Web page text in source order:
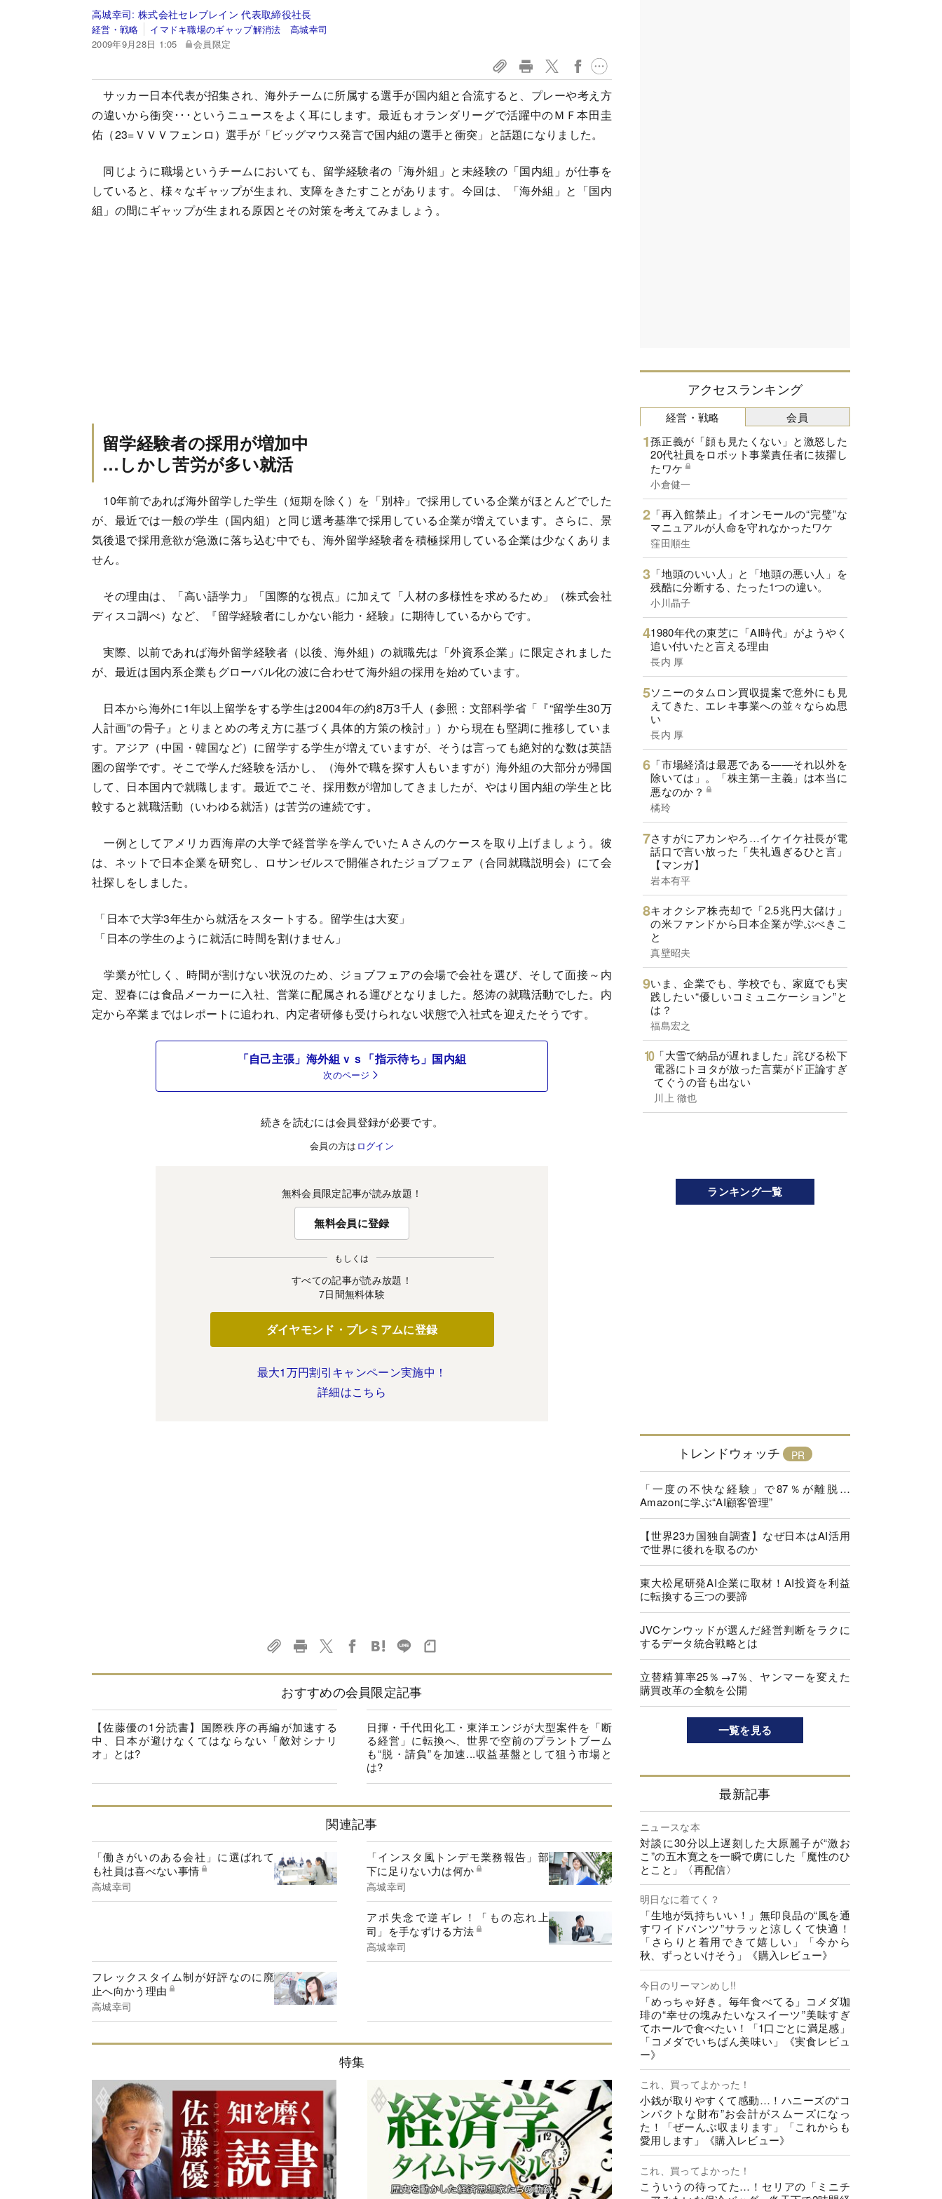
高城幸司: 株式会社セレブレイン 代表取締役社長
経営・戦略
イマドキ職場のギャップ解消法 高城幸司
2009年9月28日 1:05
会員限定
サッカー日本代表が招集され、海外チームに所属する選手が国内組と合流すると、プレーや考え方
の違いから衝突･･･というニュースをよく耳にします。最近もオランダリーグで活躍中のＭＦ本田圭
佑（23=ＶＶＶフェンロ）選手が「ビッグマウス発言で国内組の選手と衝突」と話題になりました。
同じように職場というチームにおいても、留学経験者の「海外組」と未経験の「国内組」が仕事を
していると、様々なギャップが生まれ、支障をきたすことがあります。今回は、「海外組」と「国内
組」の間にギャップが生まれる原因とその対策を考えてみましょう。
留学経験者の採用が増加中
…しかし苦労が多い就活
10年前であれば海外留学した学生（短期を除く）を「別枠」で採用している企業がほとんどでした
が、最近では一般の学生（国内組）と同じ選考基準で採用している企業が増えています。さらに、景
気後退で採用意欲が急激に落ち込む中でも、海外留学経験者を積極採用している企業は少なくありま
せん。
その理由は、「高い語学力」「国際的な視点」に加えて「人材の多様性を求めるため」（株式会社
ディスコ調べ）など、『留学経験者にしかない能力・経験』に期待しているからです。
実際、以前であれば海外留学経験者（以後、海外組）の就職先は「外資系企業」に限定されました
が、最近は国内系企業もグローバル化の波に合わせて海外組の採用を始めています。
日本から海外に1年以上留学をする学生は2004年の約8万3千人（参照：文部科学省「『“留学生30万
人計画”の骨子』とりまとめの考え方に基づく具体的方策の検討」）から現在も堅調に推移していま
す。アジア（中国・韓国など）に留学する学生が増えていますが、そうは言っても絶対的な数は英語
圏の留学です。そこで学んだ経験を活かし、（海外で職を探す人もいますが）海外組の大部分が帰国
して、日本国内で就職します。最近でこそ、採用数が増加してきましたが、やはり国内組の学生と比
較すると就職活動（いわゆる就活）は苦労の連続です。
一例としてアメリカ西海岸の大学で経営学を学んでいたＡさんのケースを取り上げましょう。彼
は、ネットで日本企業を研究し、ロサンゼルスで開催されたジョブフェア（合同就職説明会）にて会
社探しをしました。
「日本で大学3年生から就活をスタートする。留学生は大変」
「日本の学生のように就活に時間を割けません」
学業が忙しく、時間が割けない状況のため、ジョブフェアの会場で会社を選び、そして面接～内
定、翌春には食品メーカーに入社、営業に配属される運びとなりました。怒涛の就職活動でした。内
定から卒業まではレポートに追われ、内定者研修も受けられない状態で入社式を迎えたそうです。
「自己主張」海外組ｖｓ「指示待ち」国内組
次のページ
続きを読むには会員登録が必要です。
会員の方は ログイン
無料会員限定記事が読み放題！
無料会員に登録
もしくは
すべての記事が読み放題！
7日間無料体験
ダイヤモンド・プレミアムに登録
最大1万円割引キャンペーン実施中！
詳細はこちら
おすすめの会員限定記事
【佐藤優の1分読書】国際秩序の再編が加速する
中、日本が避けなくてはならない「敵対シナリ
オ」とは?
日揮・千代田化工・東洋エンジが大型案件を「断
る経営」に転換へ、世界で空前のプラントブーム
も“脱・請負”を加速...収益基盤として狙う市場と
は?
関連記事
「働きがいのある会社」に選ばれて
も社員は喜べない事情
高城幸司
「インスタ風トンデモ業務報告」部
下に足りない力は何か
高城幸司
アポ失念で逆ギレ！「もの忘れ上
司」を手なずける方法
高城幸司
フレックスタイム制が好評なのに廃
止へ向かう理由
高城幸司
特集
アクセスランキング
経営・戦略
孫正義が「顔も見たくない」と激怒した
20代社員をロボット事業責任者に抜擢し
たワケ
小倉健一
「再入館禁止」イオンモールの“完璧”な
マニュアルが人命を守れなかったワケ
窪田順生
「地頭のいい人」と「地頭の悪い人」を
残酷に分断する、たった1つの違い。
小川晶子
1980年代の東芝に「AI時代」がようやく
追い付いたと言える理由
長内 厚
ソニーのタムロン買収提案で意外にも見
えてきた、エレキ事業への並々ならぬ思
い
長内 厚
「市場経済は最悪である――それ以外を
除いては」。「株主第一主義」は本当に
悪なのか？
橘玲
さすがにアカンやろ…イケイケ社長が電
話口で言い放った「失礼過ぎるひと言」
【マンガ】
岩本有平
キオクシア株売却で「2.5兆円大儲け」
の米ファンドから日本企業が学ぶべきこ
と
真壁昭夫
いま、企業でも、学校でも、家庭でも実
践したい“優しいコミュニケーション”と
は？
福島宏之
「大雪で納品が遅れました」詫びる松下
電器にトヨタが放った言葉がド正論すぎ
てぐうの音も出ない
川上 徹也
会員
ランキング一覧
トレンドウォッチ
「一度の不快な経験」で87％が離脱…
Amazonに学ぶ“AI顧客管理”
【世界23カ国独自調査】なぜ日本はAI活用
で世界に後れを取るのか
東大松尾研発AI企業に取材！AI投資を利益
に転換する三つの要諦
JVCケンウッドが選んだ経営判断をラクに
するデータ統合戦略とは
立替精算率25％→7％、ヤンマーを変えた
購買改革の全貌を公開
一覧を見る
最新記事
ニュースな本
対談に30分以上遅刻した大原麗子が“激お
こ”の五木寛之を一瞬で虜にした「魔性のひ
とこと」〈再配信〉
明日なに着てく？
「生地が気持ちいい！」無印良品の“風を通
すワイドパンツ”サラッと涼しくて快適！
「さらりと着用できて嬉しい」「今から
秋、ずっといけそう」《購入レビュー》
今日のリーマンめし!!
「めっちゃ好き。毎年食べてる」コメダ珈
琲の“幸せの塊みたいなスイーツ”美味すぎ
てホールで食べたい！「1口ごとに満足感」
「コメダでいちばん美味い」《実食レビュ
ー》
これ、買ってよかった！
小銭が取りやすくて感動…！ハニーズの“コ
ンパクトな財布”お会計がスムーズになっ
た！「ぜーんぶ収まります」「これからも
愛用します」《購入レビュー》
これ、買ってよかった！
こういうの待ってた…！セリアの「ミニチ